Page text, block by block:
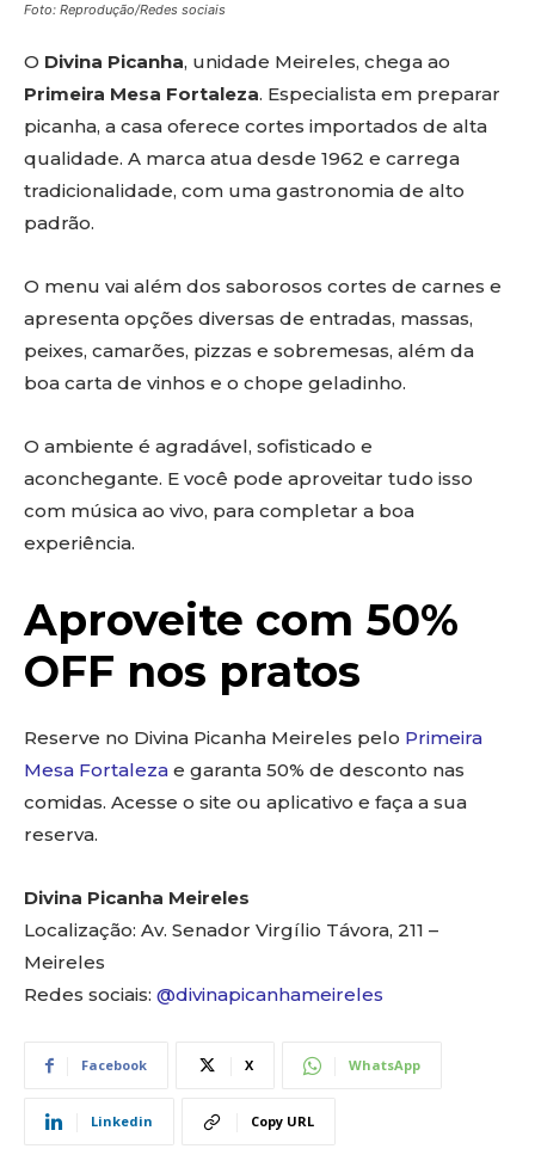
Foto: Reprodução/Redes sociais
O Divina Picanha, unidade Meireles, chega ao
Primeira Mesa Fortaleza. Especialista em preparar
picanha, a casa oferece cortes importados de alta
qualidade. A marca atua desde 1962 e carrega
tradicionalidade, com uma gastronomia de alto
padrão.
O menu vai além dos saborosos cortes de carnes e
apresenta opções diversas de entradas, massas,
peixes, camarões, pizzas e sobremesas, além da
boa carta de vinhos e o chope geladinho.
O ambiente é agradável, sofisticado e
aconchegante. E você pode aproveitar tudo isso
com música ao vivo, para completar a boa
experiência.
Aproveite com 50%
OFF nos pratos
Reserve no Divina Picanha Meireles pelo Primeira
Mesa Fortaleza e garanta 50% de desconto nas
comidas. Acesse o site ou aplicativo e faça a sua
reserva.
Divina Picanha Meireles
Localização: Av. Senador Virgílio Távora, 211 –
Meireles
Redes sociais: @divinapicanhameireles
Facebook X WhatsApp
Linkedin Copy URL